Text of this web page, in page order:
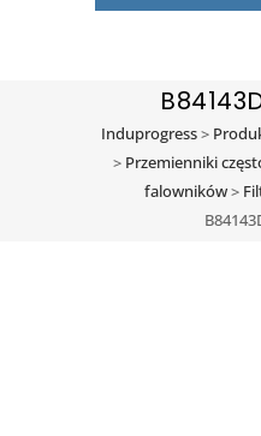
Induprogress>
> Przemienniki
falowników>